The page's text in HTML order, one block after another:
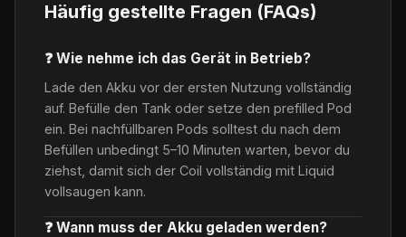
Häufig gestellte Fragen (FAQs)
❓ Wie nehme ich das Gerät in Betrieb?
Lade den Akku vor der ersten Nutzung vollständig
auf. Befülle den Tank oder setze den prefilled Pod
ein. Bei nachfüllbaren Pods solltest du nach dem
Befüllen unbedingt 5–10 Minuten warten, bevor du
ziehst, damit sich der Coil vollständig mit Liquid
vollsaugen kann.
❓ Wann muss der Akku geladen werden?